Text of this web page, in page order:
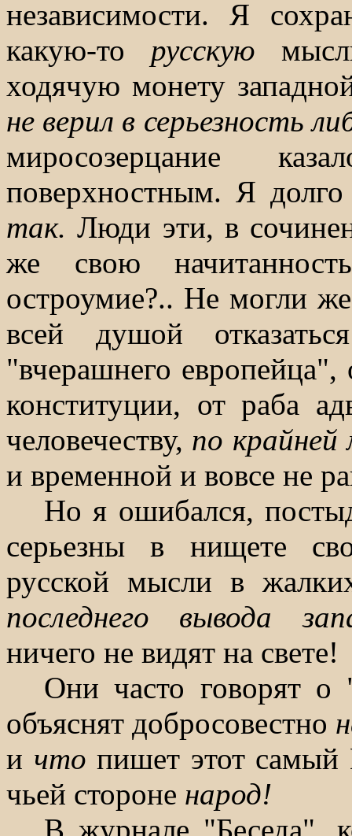
независимости. Я
какую-то русскую
ходячую монету
не верил в серьезность
миросозерцание
поверхностным. Я
так.Люди эти, в
же свою
остроумие?.. Не могли
всей душой
"вчерашнего
конституции, от раба
человечеству, по
и временной и вовсе не
Но я ошибался,
серьезны в нищете
русской мысли в
последнего вывода
ничего не видят на свете!
Они часто говорят
объяснят добросовестно
и чтопишет этот самый
чьей стороне народ!